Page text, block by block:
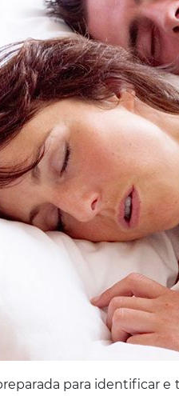
para identificar e